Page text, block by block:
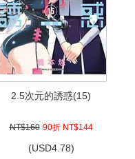
2.5次元的誘惑(15)
NT$160 90折 NT$144
(USD4.78)